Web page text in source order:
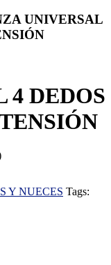
UNIVERSAL
4 DEDOS
Y NUECES Tags: